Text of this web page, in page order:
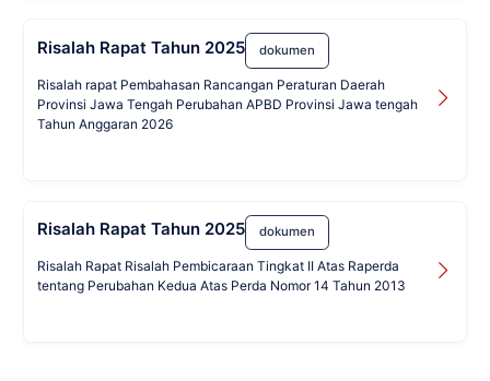
Risalah Rapat Tahun 2025 dokumen
Risalah rapat Pembahasan Rancangan Peraturan Daerah
Provinsi Jawa Tengah Perubahan APBD Provinsi Jawa tengah
Tahun Anggaran 2026
Risalah Rapat Tahun 2025 dokumen
Risalah Rapat Risalah Pembicaraan Tingkat II Atas Raperda
tentang Perubahan Kedua Atas Perda Nomor 14 Tahun 2013